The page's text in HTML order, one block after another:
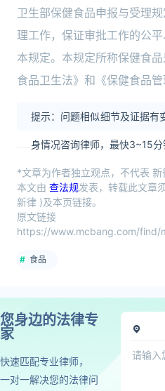
卫生部保健食品申报与受理
理工作，保证审批工作的公
本规定。本规定所称保健食
食品卫生法》和《保健食品
提示：问题相似细节及证据有
身情况咨询律师，最快3~15分
*文章为作者独立观点，不代表 新
本文由 查法规发表，转载此文章
新律 )及本页链接。
原文链接
https://www.mcbang.com/find/
食品
您身边的法律专
家
快速匹配专业律师，
一对一解决您的法律问